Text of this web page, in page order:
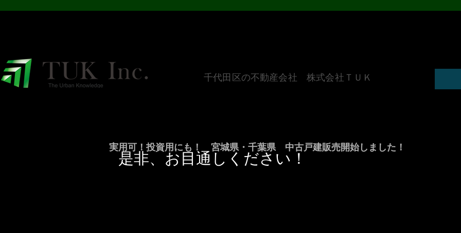
​千代田区の不動産会社 株式会社ＴＵＫ
実用可！投資用にも！ 宮城県・千葉県 中古戸建販売開始しました！
是非、お目通しください！